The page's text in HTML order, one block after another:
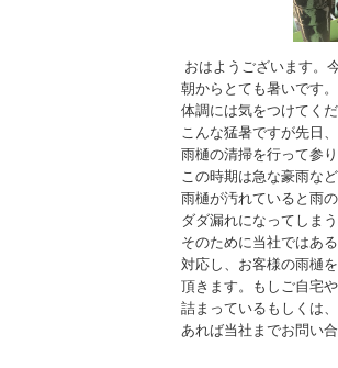
おはようございます。
朝からとても暑いです
体調には気をつけてく
こんな猛暑ですが先日
雨樋の清掃を行って参
この時期は急な豪雨な
雨樋が汚れていると雨
ダダ漏れになってしま
そのために当社ではあ
対応し、お客様の雨樋
頂きます。もしご自宅
詰まっているもしくは
あれば当社までお問い